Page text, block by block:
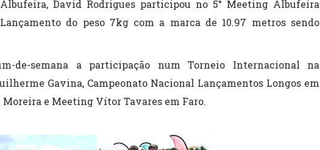
David Rodrigues participou no 5° Meeting Albufeira
do peso 7kg com a marca de 10.97 metros sendo
de-semana a participação num Torneio Internacional na
Gavina, Campeonato Nacional Lançamentos Longos em
Moreira e Meeting Vítor Tavares em Faro.